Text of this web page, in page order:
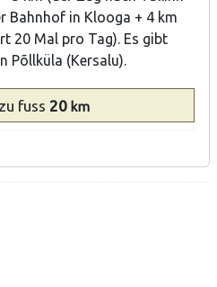
Bahnhof in Klooga + 4 km
20 Mal pro Tag). Es gibt
Põllküla (Kersalu).
zu fuss 20 km